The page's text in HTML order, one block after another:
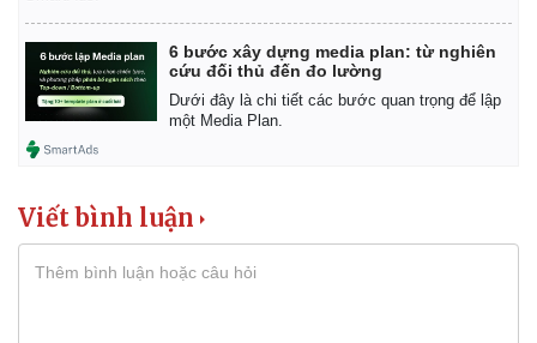
6 bước xây dựng media plan: từ nghiên
cứu đối thủ đến đo lường
Dưới đây là chi tiết các bước quan trọng để lập
một Media Plan.
Viết bình luận